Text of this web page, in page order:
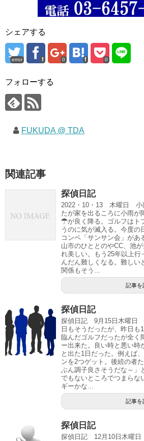
シェアする
error 0 0
フォローする
FUKUDA @ TDA
関連記事
探偵日記
2022・10・13 木曜日 小
たが家を出るころに小雨が
☂が良く降る。ゴルフはト
うのに気が滅入る。今度の
コンペ「サンサン会」があ
山市のひととのやCC、池
れ美しい。もう25年以上行
んだん難しくなる。難しい
関係もそう...
記事を
探偵日記
探偵日記 9月15日木曜日
日もそうだったが、昨日も
臨んだゴルフだったが全く
ー出来た。良い時と悪い時
と出た1日だった。例えば
ンを2つゲット。後続の者
ぶん調子良さそうだな～」
でもないところでつまらな
ギーかな...
記事を
探偵日記
探偵日記 12月10日木曜